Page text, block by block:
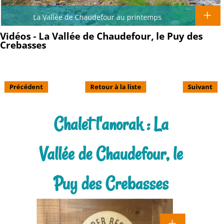
La Vallée de Chaudefour au printemps
Vidéos - La Vallée de Chaudefour, le Puy des
Crebasses
Précédent Retour à la liste Suivant
Chalet l'anorak : La
Vallée de Chaudefour, le
Puy des Crebasses